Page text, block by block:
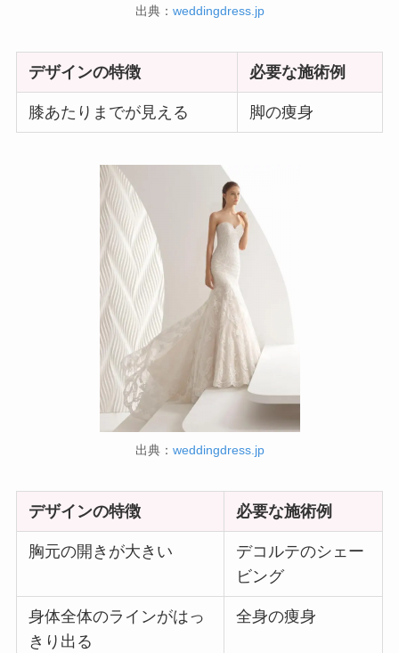
出典： weddingdress.jp
デザインの特徴 必要な施術例
膝あたりまでが見える 脚の痩身
出典： weddingdress.jp
デザインの特徴 必要な施術例
胸元の開きが大きい
デコルテのシェー
ビング
身体全体のラインがはっ
きり出る
全身の痩身